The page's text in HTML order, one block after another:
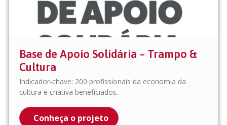
Base de Apoio Solidária – Trampo &
Cultura
Indicador-chave: 200 profissionais da economia da
cultura e criativa beneficiados.
Conheça o projeto